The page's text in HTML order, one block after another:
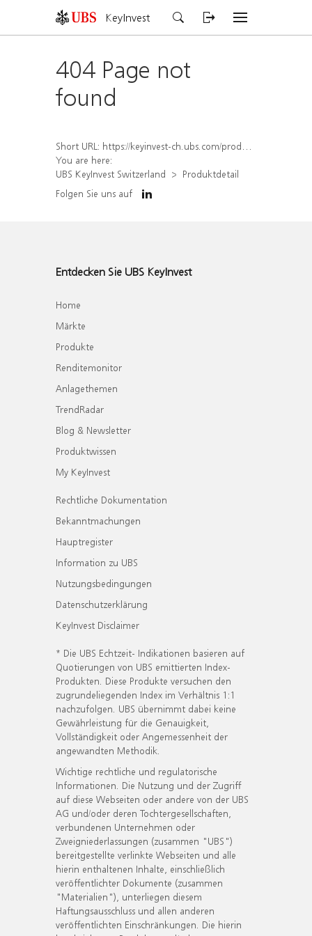
KeyInvest
404 Page not
found
Short URL: https://keyinvest-ch.ubs.com/produkt/detail/index/isin/CH1570358346
You are here:
UBS KeyInvest Switzerland
Produktdetail
Folgen Sie uns auf
Entdecken Sie UBS KeyInvest
Home
Märkte
Produkte
Renditemonitor
Anlagethemen
TrendRadar
Blog & Newsletter
Produktwissen
My KeyInvest
Rechtliche Dokumentation
Bekanntmachungen
Hauptregister
Information zu UBS
Nutzungsbedingungen
Datenschutzerklärung
KeyInvest Disclaimer
* Die UBS Echtzeit- Indikationen basieren auf
Quotierungen von UBS emittierten Index-
Produkten. Diese Produkte versuchen den
zugrundeliegenden Index im Verhältnis 1:1
nachzufolgen. UBS übernimmt dabei keine
Gewährleistung für die Genauigkeit,
Vollständigkeit oder Angemessenheit der
angewandten Methodik.
Wichtige rechtliche und regulatorische
Informationen. Die Nutzung und der Zugriff
auf diese Webseiten oder andere von der UBS
AG und/oder deren Tochtergesellschaften,
verbundenen Unternehmen oder
Zweigniederlassungen (zusammen "UBS")
bereitgestellte verlinkte Webseiten und alle
hierin enthaltenen Inhalte, einschließlich
veröffentlichter Dokumente (zusammen
"Materialien"), unterliegen diesem
Haftungsausschluss und allen anderen
veröffentlichten Einschränkungen. Die hierin